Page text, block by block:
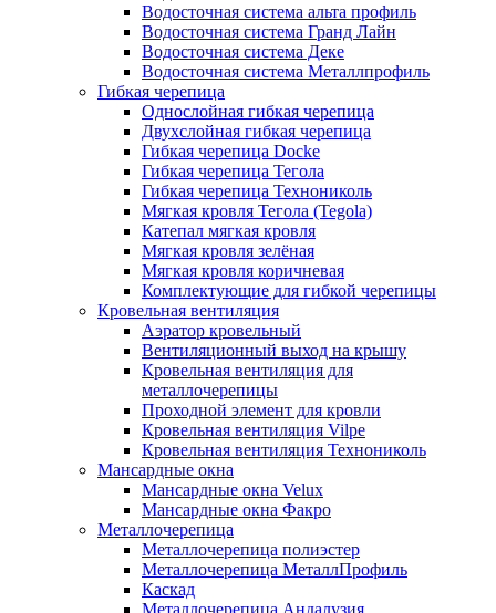
Водосточная система альта профиль
Водосточная система Гранд Лайн
Водосточная система Деке
Водосточная система Металлпрофиль
Гибкая черепица
Однослойная гибкая черепица
Двухслойная гибкая черепица
Гибкая черепица Docke
Гибкая черепица Тегола
Гибкая черепица Технониколь
Мягкая кровля Тегола (Tegola)
Катепал мягкая кровля
Мягкая кровля зелёная
Мягкая кровля коричневая
Комплектующие для гибкой черепицы
Кровельная вентиляция
Аэратор кровельный
Вентиляционный выход на крышу
Кровельная вентиляция для
металлочерепицы
Проходной элемент для кровли
Кровельная вентиляция Vilpe
Кровельная вентиляция Технониколь
Мансардные окна
Мансардные окна Velux
Мансардные окна Факро
Металлочерепица
Металлочерепица полиэстер
Металлочерепица МеталлПрофиль
Каскад
Металлочерепица Андалузия